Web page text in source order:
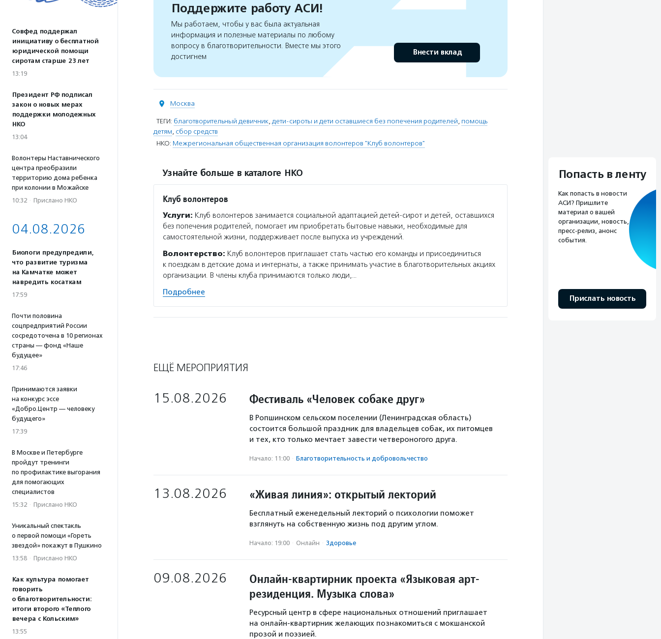
Совфед поддержал
инициативу о бесплатной
юридической помощи
сиротам старше 23 лет
13:19
Президент РФ подписал
закон о новых мерах
поддержки молодежных
НКО
13:04
Волонтеры Наставнического
центра преобразили
территорию дома ребенка
при колонии в Можайске
10:32 · Прислано НКО
04.08.2026
Биологи предупредили,
что развитие туризма
на Камчатке может
навредить косаткам
17:59
Почти половина
соцпредприятий России
сосредоточена в 10 регионах
страны — фонд «Наше
будущее»
17:46
Принимаются заявки
на конкурс эссе
«Добро.Центр — человеку
будущего»
17:39
В Москве и Петербурге
пройдут тренинги
по профилактике выгорания
для помогающих
специалистов
15:32 · Прислано НКО
Уникальный спектакль
о первой помощи «Гореть
звездой» покажут в Пушкино
13:58 · Прислано НКО
Как культура помогает
говорить
о благотворительности:
итоги второго «Теплого
вечера с Кольским»
13:55
Поддержите работу АСИ!
Мы работаем, чтобы у вас была актуальная
информация и полезные материалы по любому
вопросу в благотворительности. Вместе мы этого
достигнем
Внести вклад
Москва
ТЕГИ: благотворительный девичник, дети-сироты и дети оставшиеся без попечения родителей, помощь
детям, сбор средств
НКО: Межрегиональная общественная организация волонтеров "Клуб волонтеров"
Узнайте больше в каталоге НКО
Клуб волонтеров
Услуги: Клуб волонтеров занимается социальной адаптацией детей-сирот и детей, оставшихся
без попечения родителей, помогает им приобретать бытовые навыки, необходимые для
самостоятельной жизни, поддерживает после выпуска из учреждений.
Волонтерство: Клуб волонтеров приглашает стать частью его команды и присоединиться
к поездкам в детские дома и интернаты, а также принимать участие в благотворительных акциях
организации. В члены клуба принимаются только люди,…
Подробнее
ЕЩЁ МЕРОПРИЯТИЯ
15.08.2026 Фестиваль «Человек собаке друг»
В Ропшинском сельском поселении (Ленинградская область)
состоится большой праздник для владельцев собак, их питомцев
и тех, кто только мечтает завести четвероногого друга.
Начало: 11:00 · Благотвори­тель­ность и доброволь­чест­во
13.08.2026 «Живая линия»: открытый лекторий
Бесплатный еженедельный лекторий о психологии поможет
взглянуть на собственную жизнь под другим углом.
Начало: 19:00 · Онлайн · Здоровье
09.08.2026
Онлайн-квартирник проекта «Языковая арт-
резиденция. Музыка слова»
Ресурсный центр в сфере национальных отношений приглашает
на онлайн-квартирник желающих познакомиться с мокшанской
прозой и поэзией.
Попасть в ленту
Как попасть в новости
АСИ? Пришлите
материал о вашей
организации, новость,
пресс-релиз, анонс
события.
Прислать новость